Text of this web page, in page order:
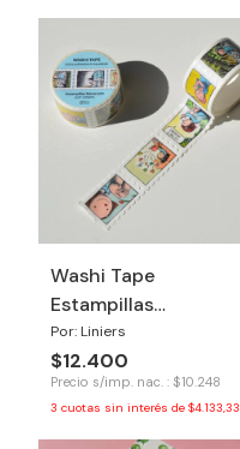
Washi Tape
Estampillas
Macanudo
Por: Liniers
$12.400
Precio s/imp. nac. : $10.248
3 cuotas sin interés de $4.133,33